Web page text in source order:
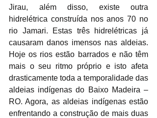
Jirau, além disso, existe outra
hidrelétrica construída nos anos 70 no
rio Jamari. Estas três hidrelétricas já
causaram danos imensos nas aldeias.
Hoje os rios estão barrados e não têm
mais o seu ritmo próprio e isto afeta
drasticamente toda a temporalidade das
aldeias indígenas do Baixo Madeira –
RO. Agora, as aldeias indígenas estão
enfrentando a construção de mais duas